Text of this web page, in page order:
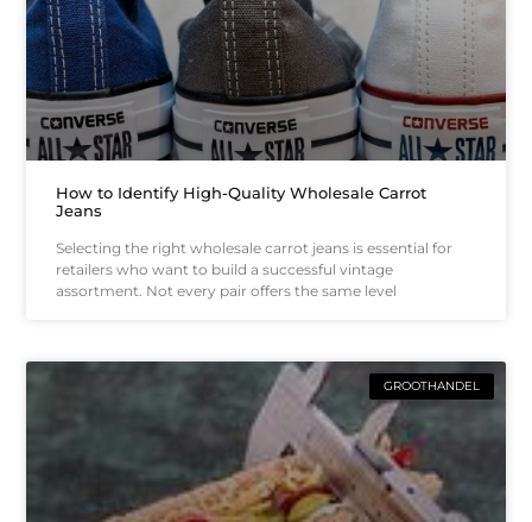
How to Identify High-Quality Wholesale Carrot
Jeans
Selecting the right wholesale carrot jeans is essential for
retailers who want to build a successful vintage
assortment. Not every pair offers the same level
GROOTHANDEL